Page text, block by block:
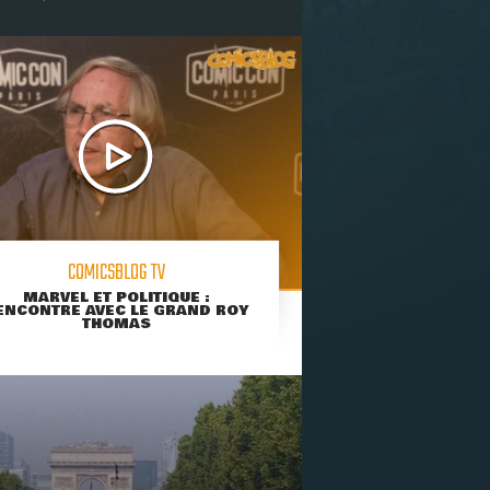
COMICSBLOG TV
MARVEL ET POLITIQUE :
AVEC LE GRAND ROY
THOMAS